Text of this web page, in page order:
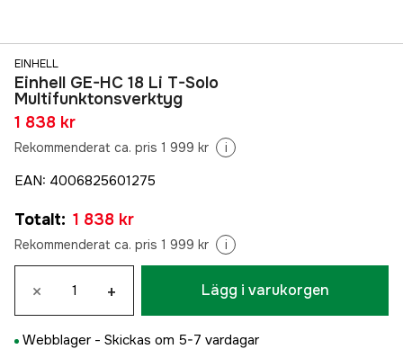
EINHELL
Einhell GE-HC 18 Li T-Solo
Multifunktonsverktyg
1 838 kr
Rekommenderat ca. pris 1 999 kr i
EAN: 4006825601275
Totalt: 1 838 kr
Rekommenderat ca. pris 1 999 kr i
× + Lägg i varukorgen
Webblager - Skickas om 5-7 vardagar